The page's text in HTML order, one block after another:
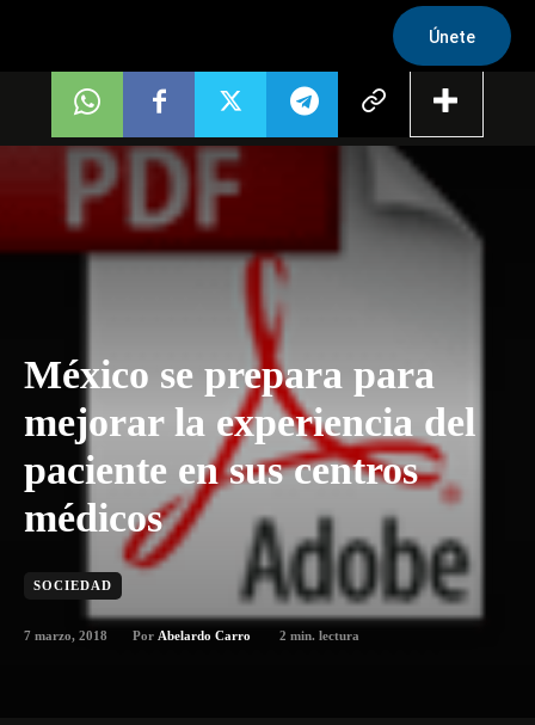
Únete
México se prepara para
mejorar la experiencia del
paciente en sus centros
médicos
SOCIEDAD
7 marzo, 2018 Por Abelardo Carro 2 min. lectura